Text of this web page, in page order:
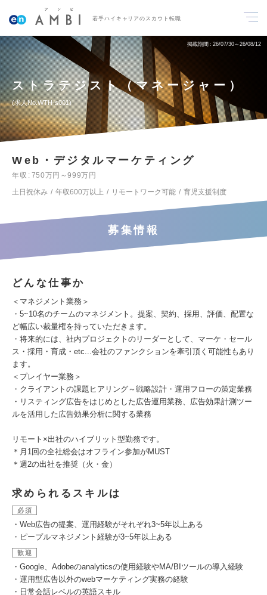
若手ハイキャリアのスカウト転職
掲載期間 26/07/30～26/08/12
ストラテジスト（マネージャー）
求人No.WTH-s001
Web・デジタルマーケティング
年収
750万円～999万円
土日祝休み
年収600万以上 リモートワーク可能 育児支援制度
募集情報
どんな仕事か
＜マネジメント業務＞
・5~10名のチームのマネジメント。提案、契約、採用、評価、配置な
ど幅広い裁量権を持っていただきます。
・将来的には、社内プロジェクトのリーダーとして、マーケ・セール
ス・採用・育成・etc...会社のファンクションを牽引頂く可能性もあり
ます。
＜プレイヤー業務＞
・クライアントの課題ヒアリング～戦略設計・運用フローの策定業務
・リスティング広告をはじめとした広告運用業務、広告効果計測ツー
ルを活用した広告効果分析に関する業務
リモート×出社のハイブリット型勤務です。
＊月1回の全社総会はオフライン参加がMUST
＊週2の出社を推奨（火・金）
求められるスキルは
必須
・Web広告の提案、運用経験がそれぞれ3~5年以上ある
・ピープルマネジメント経験が3~5年以上ある
歓迎
・Google、Adobeのanalyticsの使用経験やMA/BIツールの導入経験
・運用型広告以外のwebマーケティング実務の経験
・日常会話レベルの英語スキル